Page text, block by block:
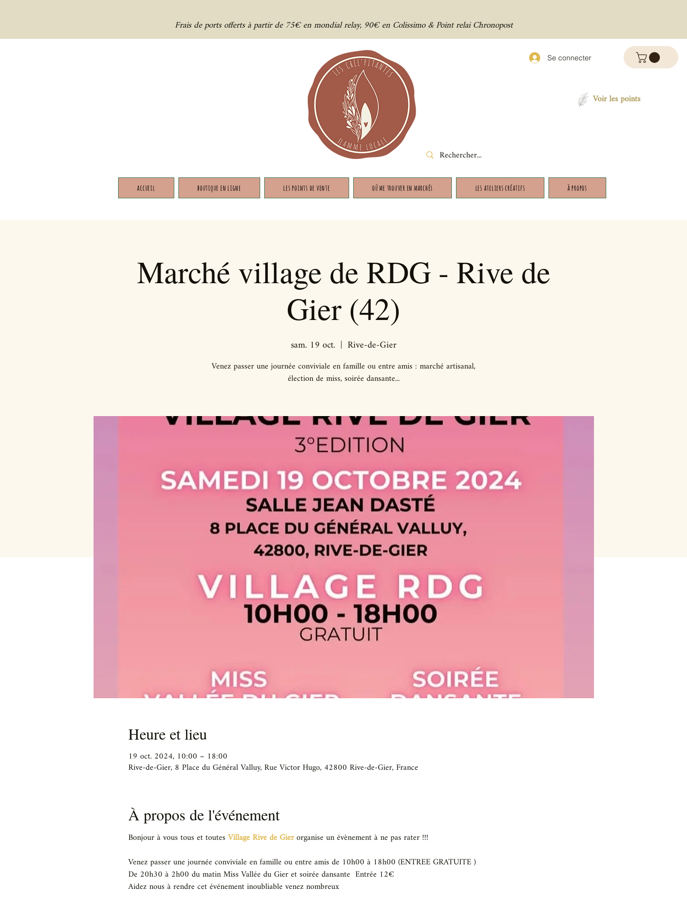
Frais de ports offerts à partir de 75€ en mondial relay, 90€ en Colissimo & Point relai Chronopost
Se connecter
Voir les points
accueil boutique en ligne les points de vente où me trouver en marchés les ateliers créatifs à propos
Marché village de RDG - Rive de
Gier (42)
sam. 19 oct.
  |
Rive-de-Gier
Venez passer une journée conviviale en famille ou entre amis : marché artisanal,
élection de miss, soirée dansante...
Heure et lieu
19 oct. 2024, 10:00 – 18:00
Rive-de-Gier, 8 Place du Général Valluy, Rue Victor Hugo, 42800 Rive-de-Gier, France
À propos de l'événement
Bonjour à vous tous et toutes Village Rive de Gier organise un évènement à ne pas rater !!!
Venez passer une journée conviviale en famille ou entre amis de 10h00 à 18h00 (ENTREE GRATUITE )
De 20h30 à 2h00 du matin Miss Vallée du Gier et soirée dansante  Entrée 12€
Aidez nous à rendre cet événement inoubliable venez nombreux